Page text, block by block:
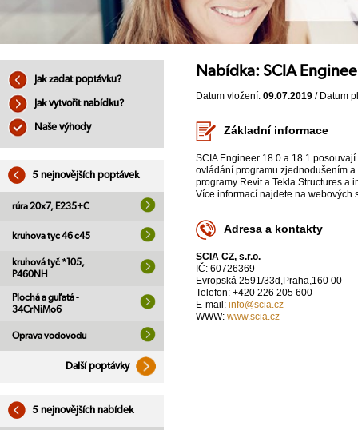
Jak zadat poptávku?
Jak vytvořit nabídku?
Naše výhody
5 nejnovějších poptávek
rúra 20x7, E235+C
kruhova tyc 46 c45
kruhová tyč *105,
P460NH
Plochá a guľatá -
34CrNiMo6
Oprava vodovodu
Další poptávky
5 nejnovějších nabídek
Nabídka: SCIA
Datum vložení: 09.07.2019 / Datum
Základní informace
SCIA Engineer 18.0 a 18.1
ovládání programu zjednodušením
programy Revit a Tekla Structures a
Více informací najdete na webových
Adresa a kontakty
SCIA CZ, s.r.o.
IČ: 60726369
Evropská 2591/33d,Praha,160 00
Telefon: +420 226 205 600
E-mail: info@scia.cz
WWW: www.scia.cz